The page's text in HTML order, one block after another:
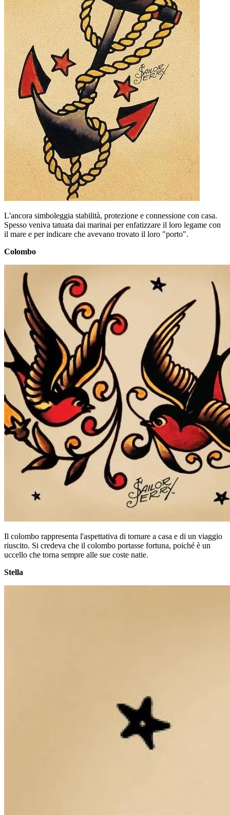
L'ancora simboleggia stabilità, protezione e connessione con casa.
Spesso veniva tatuata dai marinai per enfatizzare il loro legame con
il mare e per indicare che avevano trovato il loro "porto".
Colombo
Il colombo rappresenta l'aspettativa di tornare a casa e di un viaggio
riuscito. Si credeva che il colombo portasse fortuna, poiché è un
uccello che torna sempre alle sue coste natie.
Stella